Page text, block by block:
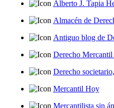
Alberto J. Tapia
Almacén de
Antiguo blog de
Derecho
Derecho
Mercantil Hoy
Mercantilista sin